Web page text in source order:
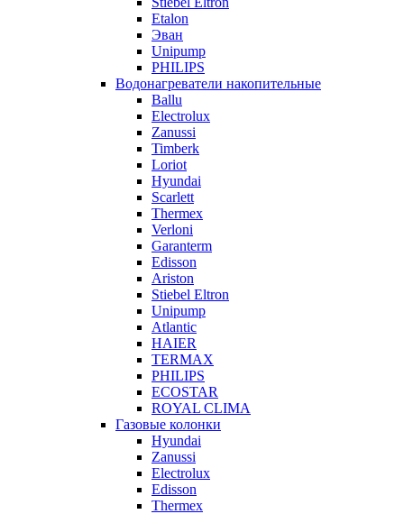
Etalon
Эван
Unipump
PHILIPS
Водонагреватели накопительные
Ballu
Electrolux
Zanussi
Timberk
Loriot
Hyundai
Scarlett
Thermex
Verloni
Garanterm
Edisson
Ariston
Stiebel Eltron
Unipump
Atlantic
HAIER
TERMAX
PHILIPS
ECOSTAR
ROYAL CLIMA
Газовые колонки
Hyundai
Zanussi
Electrolux
Edisson
Thermex